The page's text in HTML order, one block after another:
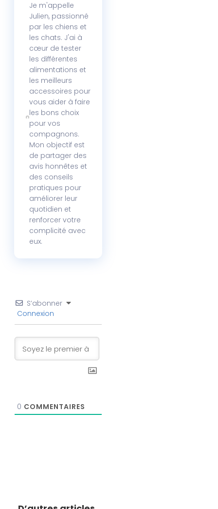
Je m'appelle
Julien, passionné
par les chiens et
les chats. J'ai à
cœur de tester
les différentes
alimentations et
les meilleurs
accessoires pour
vous aider à faire
les bons choix
pour vos
compagnons.
Mon objectif est
de partager des
avis honnêtes et
des conseils
pratiques pour
améliorer leur
quotidien et
renforcer votre
complicité avec
eux.
S’abonner
Connexion
0 COMMENTAIRES